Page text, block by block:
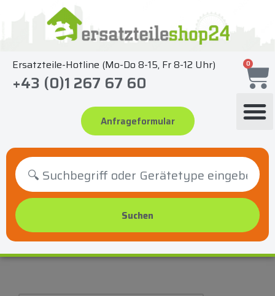
springen
Ersatzteile-Hotline (Mo-Do 8-15, Fr 8-12 Uhr)
+43 (0)1 267 67 60
Anfrageformular
0